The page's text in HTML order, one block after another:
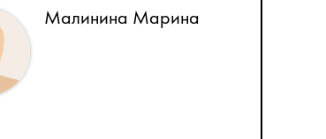
Малинина Марина